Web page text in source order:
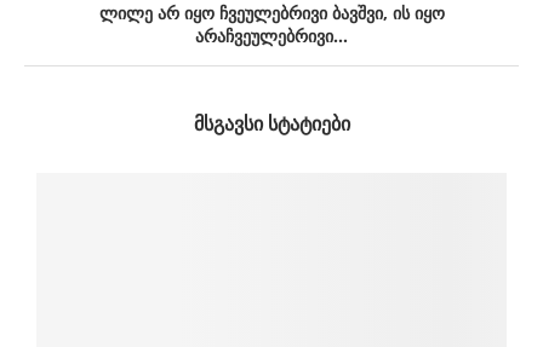
ლილე არ იყო ჩვეულებრივი ბავშვი, ის იყო
არაჩვეულებრივი…
ᲛᲡᲒᲐᲕᲡᲘ ᲡᲢᲐᲢᲘᲔᲑᲘ